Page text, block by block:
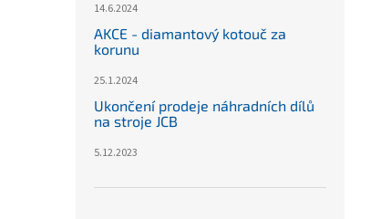
14.6.2024
AKCE - diamantový kotouč za
korunu
25.1.2024
Ukončení prodeje náhradních dílů
na stroje JCB
5.12.2023